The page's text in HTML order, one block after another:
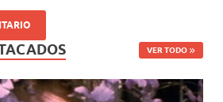
VER TODO